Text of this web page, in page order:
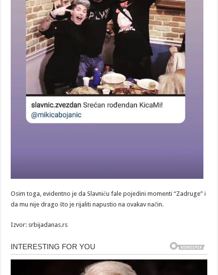
Osim toga, evidentno je da Slavniću fale pojedini momenti “Zadruge” i
da mu nije drago što je rijaliti napustio na ovakav način.
Izvor: srbijadanas.rs